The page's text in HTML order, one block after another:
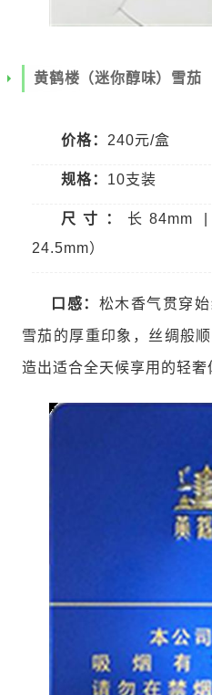
黄鹤楼（迷你醇味）雪茄
价格： 240元/盒
规格： 10支装
尺寸： 长84mm
24.5mm）
口感： 松木香气贯穿
雪茄的厚重印象，丝绸般
造出适合全天候享用的轻奢